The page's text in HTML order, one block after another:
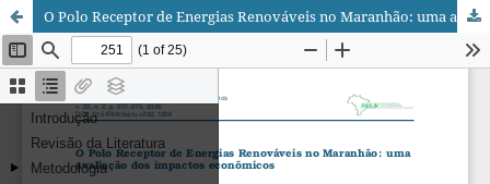
O Polo Receptor de Energias Renováveis no Maranhão: uma avaliação dos impactos econômicos